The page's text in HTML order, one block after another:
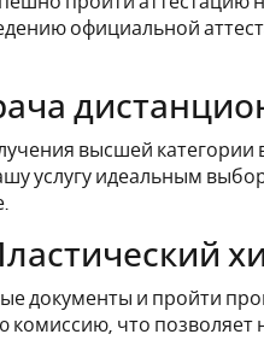
официальной
высшей категории
услугу идеальным
документы и пройти
что